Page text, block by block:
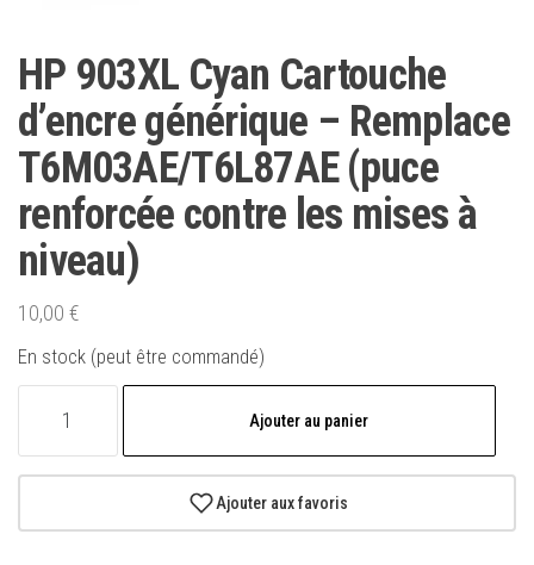
HP 903XL Cyan Cartouche
d’encre générique – Remplace
T6M03AE/T6L87AE (puce
renforcée contre les mises à
niveau)
10,00 €
En stock (peut être commandé)
Cyan
Ajouter au panier
Ajouter aux favoris